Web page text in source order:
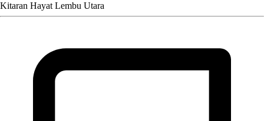
Kitaran Hayat Lembu Utara